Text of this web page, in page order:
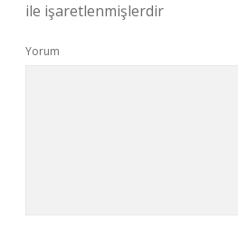
ile işaretlenmişlerdir
Yorum